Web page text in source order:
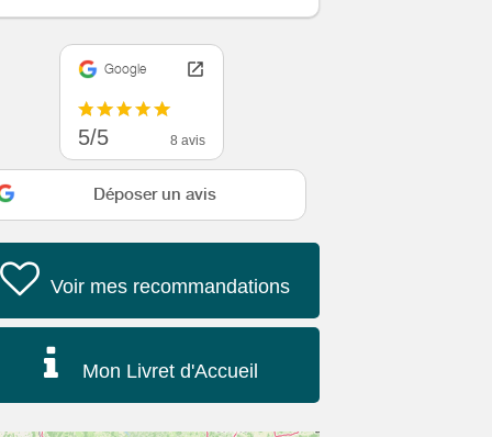
Google
5/5 8 avis
Déposer un avis
Voir mes recommandations
Mon Livret d'Accueil